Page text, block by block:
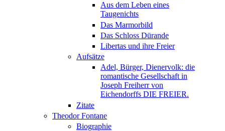
Aus dem Leben eines
Taugenichts
Das Marmorbild
Das Schloss Dürande
Libertas und ihre Freier
Aufsätze
Adel, Bürger, Dienervolk: die
romantische Gesellschaft in
Joseph Freiherr von
Eichendorffs DIE FREIER.
Zitate
Theodor Fontane
Biographie